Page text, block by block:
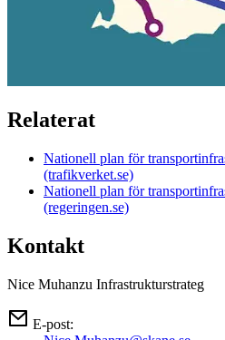
Relaterat
Nationell plan för
(trafikverket.se)
Nationell plan för
(regeringen.se)
Kontakt
Nice Muhanzu Infrastrukturstrateg
E-post: